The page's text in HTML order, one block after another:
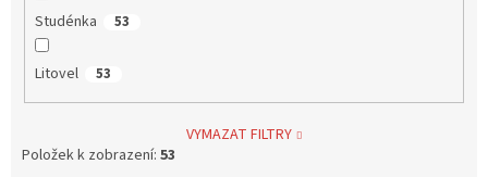
Studénka 53
Litovel 53
VYMAZAT FILTRY
Položek k zobrazení: 53